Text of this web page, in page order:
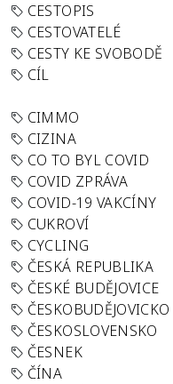
CESTOPIS
CESTOVATELÉ
CESTY KE SVOBODĚ
CÍL
CIMMO
CIZINA
CO TO BYL COVID
COVID ZPRÁVA
COVID-19 VAKCÍNY
CUKROVÍ
CYCLING
ČESKÁ REPUBLIKA
ČESKÉ BUDĚJOVICE
ČESKOBUDĚJOVICKO
ČESKOSLOVENSKO
ČESNEK
ČÍNA